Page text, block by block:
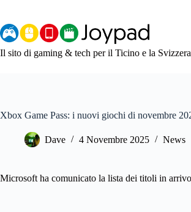
contenuto
Il sito di gaming & tech per il Ticino e la
Xbox Game Pass: i nuovi giochi di novembre
Dave 4 Novembre 2025 News
Microsoft ha comunicato la lista dei titoli in